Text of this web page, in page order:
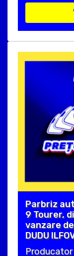
Parbriz
9 Tourer,
vanzare
DUDU
Producator